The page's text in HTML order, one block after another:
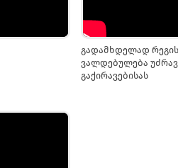
გადამხდელად
ვალდებულება
გაქირავებისას